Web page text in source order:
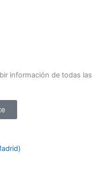
información de todas las